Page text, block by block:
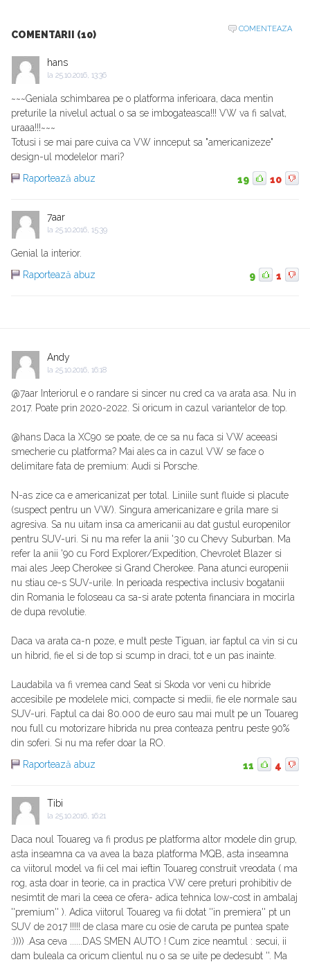
COMENTARII (10)
COMENTEAZA
hans
la 25.10.2016, 13:36
~~~Geniala schimbarea pe o platforma inferioara, daca mentin
preturile la nivelul actual o sa se imbogateasca!!! VW va fi salvat,
uraaa!!!~~~
Totusi i se mai pare cuiva ca VW innceput sa "americanizeze"
design-ul modelelor mari?
Raportează abuz
19 10
7aar
la 25.10.2016, 15:39
Genial la interior.
Raportează abuz
9 1
Andy
la 25.10.2016, 16:18
@7aar Interiorul e o randare si sincer nu cred ca va arata asa. Nu in
2017. Poate prin 2020-2022. Si oricum in cazul variantelor de top.
@hans Daca la XC90 se poate, de ce sa nu faca si VW aceeasi
smecherie cu platforma? Mai ales ca in cazul VW se face o
delimitare fata de premium: Audi si Porsche.
N-as zice ca e americanizat per total. Liniile sunt fluide si placute
(suspect pentru un VW). Singura americanizare e grila mare si
agresiva. Sa nu uitam insa ca americanii au dat gustul europenilor
pentru SUV-uri. Si nu ma refer la anii '30 cu Chevy Suburban. Ma
refer la anii '90 cu Ford Explorer/Expedition, Chevrolet Blazer si
mai ales Jeep Cherokee si Grand Cherokee. Pana atunci europenii
nu stiau ce-s SUV-urile. In perioada respectiva inclusiv bogatanii
din Romania le foloseau ca sa-si arate potenta financiara in mocirla
de dupa revolutie.
Daca va arata ca-n poze, e mult peste Tiguan, iar faptul ca vin si cu
un hibrid, fie el si de top si scump in draci, tot e un pas inainte.
Laudabila va fi vremea cand Seat si Skoda vor veni cu hibride
accesibile pe modelele mici, compacte si medii, fie ele normale sau
SUV-uri. Faptul ca dai 80.000 de euro sau mai mult pe un Touareg
nou full cu motorizare hibrida nu prea conteaza pentru peste 90%
din soferi. Si nu ma refer doar la RO.
Raportează abuz
11 4
Tibi
la 25.10.2016, 16:21
Daca noul Touareg va fi produs pe platforma altor modele din grup,
asta inseamna ca va avea la baza platforma MQB, asta inseamna
ca viitorul model va fii cel mai ieftin Touareg construit vreodata ( ma
rog, asta doar in teorie, ca in practica VW cere preturi prohibitiv de
nesimtit de mari la ceea ce ofera- adica tehnica low-cost in ambalaj
''premium'' ). Adica viitorul Touareg va fii dotat ''in premiera'' pt un
SUV de 2017 !!!!! de clasa mare cu osie de caruta pe puntea spate
:)))) .Asa ceva ......DAS SMEN AUTO ! Cum zice neamtul : secui, ii
dam buleala ca oricum clientul nu o sa se uite pe dedesubt ''. Ma